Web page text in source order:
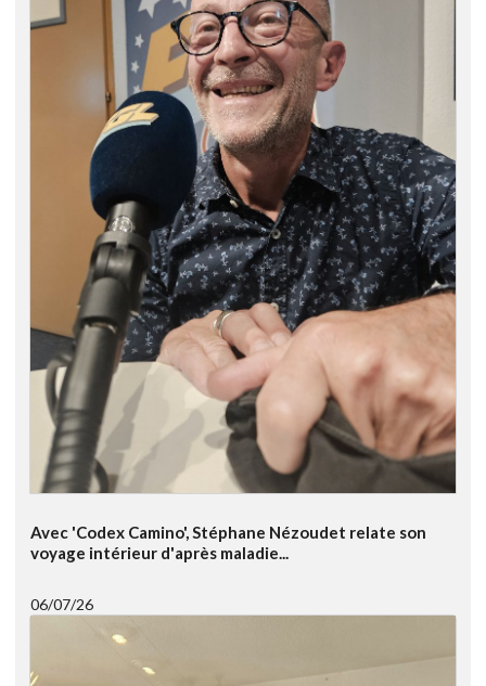
Avec 'Codex Camino', Stéphane Nézoudet relate son
voyage intérieur d'après maladie...
06/07/26